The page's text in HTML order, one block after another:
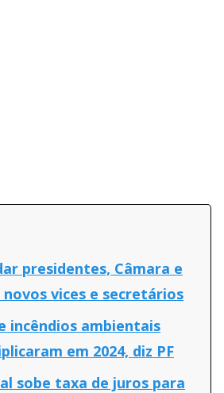
presidentes, Câmara e
vices e secretários
incêndios ambientais
em 2024, diz PF
sobe taxa de juros para